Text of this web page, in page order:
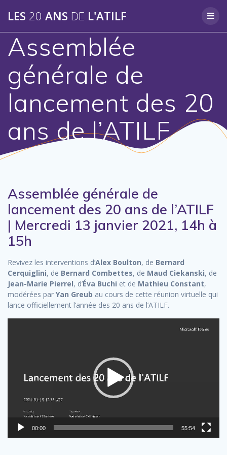
LES 20 ANS DE L'ATILF
Assemblée
générale de
lancement des 20
ans de l’ATILF
Assemblée générale de
lancement des 20 ans de l’ATILF
| Mercredi 13 janvier 2021, 14h à
15h
Revivez les interventions d’Alex Boulton, de Bernard
Cerquiglini, de Bernard Combettes, de Maud Ciekanski, de
Jean-Marie Pierrel, d’Éva Buchi et de Mathieu Constant,
modérées par Yan Greub au cours de cette réunion virtuelle qui
lance officiellement l’année des 20 ans de l’ATILF.
00:00 55:54